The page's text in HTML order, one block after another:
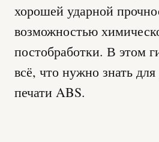
хорошей ударной
возможностью
постобработки. В этом
всё, что нужно знать
печати ABS.